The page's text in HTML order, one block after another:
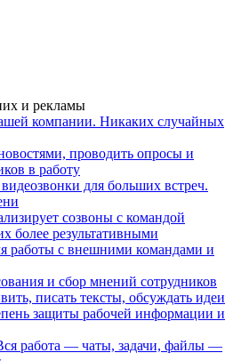
и рекламы
компании. Никаких случайных
проводить опросы и
в работу
для больших встреч.
созвоны с командой
более результативными
работы с внешними командами и
и сбор мнений сотрудников
писать тексты, обсуждать идеи
защиты рабочей информации и
работа — чаты, задачи, файлы —